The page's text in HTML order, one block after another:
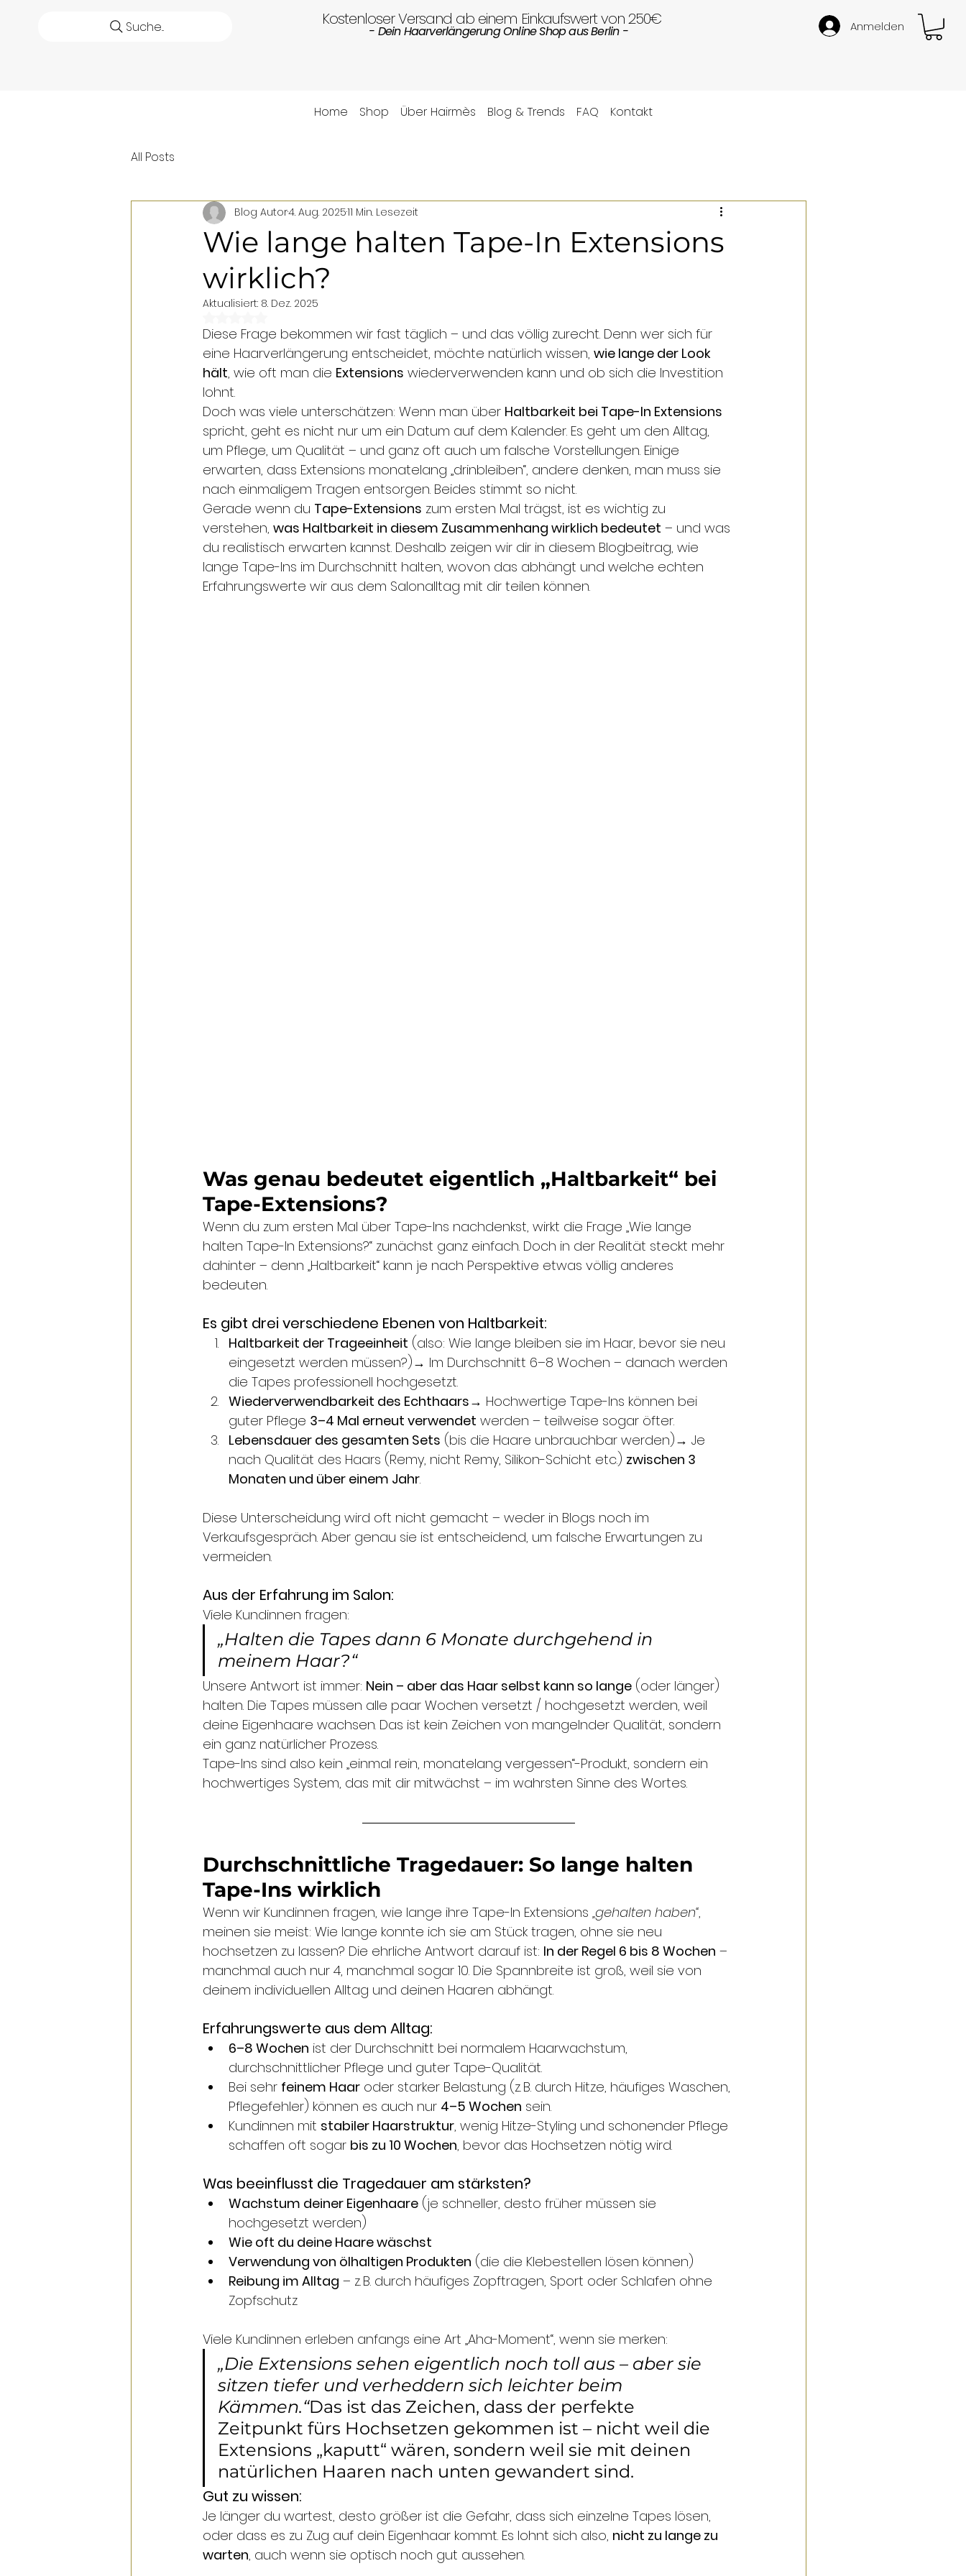
Suche... Kostenloser Versand ab einem Einkaufswert von 250€
- Dein Haarverlängerung Online Shop aus Berlin - Anmelden
Home Shop Über Hairmès Blog & Trends FAQ Kontakt
All Posts
Wie lange halten Tape-In Extensions
wirklich?
Blog Autor4. Aug. 202511 Min. Lesezeit
Aktualisiert: 8. Dez. 2025
Diese Frage bekommen wir fast täglich – und das völlig zurecht. Denn wer sich für
eine Haarverlängerung entscheidet, möchte natürlich wissen, wie lange der Look
hält, wie oft man die Extensions wiederverwenden kann und ob sich die Investition
lohnt.
Doch was viele unterschätzen: Wenn man über Haltbarkeit bei Tape-In Extensions
spricht, geht es nicht nur um ein Datum auf dem Kalender. Es geht um den Alltag,
um Pflege, um Qualität – und ganz oft auch um falsche Vorstellungen. Einige
erwarten, dass Extensions monatelang „drinbleiben“, andere denken, man muss sie
nach einmaligem Tragen entsorgen. Beides stimmt so nicht.
Gerade wenn du Tape-Extensions zum ersten Mal trägst, ist es wichtig zu
verstehen, was Haltbarkeit in diesem Zusammenhang wirklich bedeutet – und was
du realistisch erwarten kannst. Deshalb zeigen wir dir in diesem Blogbeitrag, wie
lange Tape-Ins im Durchschnitt halten, wovon das abhängt und welche echten
Erfahrungswerte wir aus dem Salonalltag mit dir teilen können.
Was genau bedeutet eigentlich „Haltbarkeit“ bei
Tape-Extensions?
Wenn du zum ersten Mal über Tape-Ins nachdenkst, wirkt die Frage „Wie lange
halten Tape-In Extensions?“ zunächst ganz einfach. Doch in der Realität steckt mehr
dahinter – denn „Haltbarkeit“ kann je nach Perspektive etwas völlig anderes
bedeuten.
Es gibt drei verschiedene Ebenen von Haltbarkeit:
Haltbarkeit der Trageeinheit (also: Wie lange bleiben sie im Haar, bevor sie neu
eingesetzt werden müssen?)→ Im Durchschnitt 6–8 Wochen – danach werden
die Tapes professionell hochgesetzt.
Wiederverwendbarkeit des Echthaars→ Hochwertige Tape-Ins können bei
guter Pflege 3–4 Mal erneut verwendet werden – teilweise sogar öfter.
Lebensdauer des gesamten Sets (bis die Haare unbrauchbar werden)→ Je
nach Qualität des Haars (Remy, nicht Remy, Silikon-Schicht etc.) zwischen 3
Monaten und über einem Jahr.
Diese Unterscheidung wird oft nicht gemacht – weder in Blogs noch im
Verkaufsgespräch. Aber genau sie ist entscheidend, um falsche Erwartungen zu
vermeiden.
Aus der Erfahrung im Salon:
Viele Kundinnen fragen:
„Halten die Tapes dann 6 Monate durchgehend in
meinem Haar?“
Unsere Antwort ist immer: Nein – aber das Haar selbst kann so lange (oder länger)
halten. Die Tapes müssen alle paar Wochen versetzt / hochgesetzt werden, weil
deine Eigenhaare wachsen. Das ist kein Zeichen von mangelnder Qualität, sondern
ein ganz natürlicher Prozess.
Tape-Ins sind also kein „einmal rein, monatelang vergessen“-Produkt, sondern ein
hochwertiges System, das mit dir mitwächst – im wahrsten Sinne des Wortes.
Durchschnittliche Tragedauer: So lange halten
Tape-Ins wirklich
Wenn wir Kundinnen fragen, wie lange ihre Tape-In Extensions „gehalten haben“,
meinen sie meist: Wie lange konnte ich sie am Stück tragen, ohne sie neu
hochsetzen zu lassen? Die ehrliche Antwort darauf ist: In der Regel 6 bis 8 Wochen –
manchmal auch nur 4, manchmal sogar 10. Die Spannbreite ist groß, weil sie von
deinem individuellen Alltag und deinen Haaren abhängt.
Erfahrungswerte aus dem Alltag:
6–8 Wochen ist der Durchschnitt bei normalem Haarwachstum,
durchschnittlicher Pflege und guter Tape-Qualität.
Bei sehr feinem Haar oder starker Belastung (z. B. durch Hitze, häufiges Waschen,
Pflegefehler) können es auch nur 4–5 Wochen sein.
Kundinnen mit stabiler Haarstruktur, wenig Hitze-Styling und schonender Pflege
schaffen oft sogar bis zu 10 Wochen, bevor das Hochsetzen nötig wird.
Was beeinflusst die Tragedauer am stärksten?
Wachstum deiner Eigenhaare (je schneller, desto früher müssen sie
hochgesetzt werden)
Wie oft du deine Haare wäschst
Verwendung von ölhaltigen Produkten (die die Klebestellen lösen können)
Reibung im Alltag – z. B. durch häufiges Zopftragen, Sport oder Schlafen ohne
Zopfschutz
Viele Kundinnen erleben anfangs eine Art „Aha-Moment“, wenn sie merken:
„Die Extensions sehen eigentlich noch toll aus – aber sie
sitzen tiefer und verheddern sich leichter beim
Kämmen.“Das ist das Zeichen, dass der perfekte
Zeitpunkt fürs Hochsetzen gekommen ist – nicht weil die
Extensions „kaputt“ wären, sondern weil sie mit deinen
natürlichen Haaren nach unten gewandert sind.
Gut zu wissen:
Je länger du wartest, desto größer ist die Gefahr, dass sich einzelne Tapes lösen,
oder dass es zu Zug auf dein Eigenhaar kommt. Es lohnt sich also, nicht zu lange zu
warten, auch wenn sie optisch noch gut aussehen.